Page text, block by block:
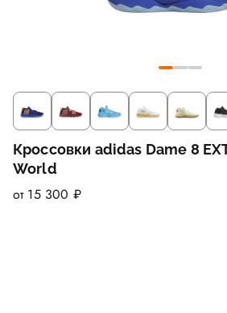
Кроссовки adidas Dame 8
World
от 15 300 ₽